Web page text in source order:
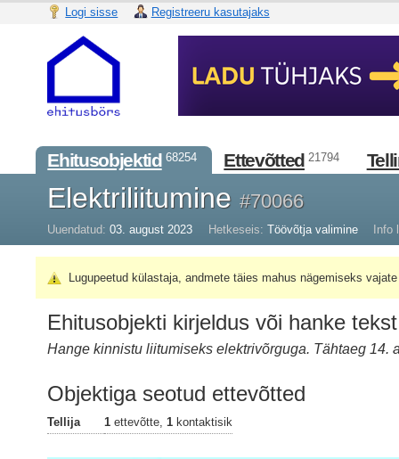
Logi sisse Registreeru kasutajaks
Ehitusobjektid 68254 Ettevõtted 21794
Elektriliitumine#70066
Uuendatud: 03. august 2023 Hetkeseis: Töövõtja valimine Info
Lugupeetud külastaja, andmete täies mahus nägemiseks
Ehitusobjekti kirjeldus või hanke tekst
Hange kinnistu liitumiseks elektrivõrguga. Tähtaeg 14.
Objektiga seotud ettevõtted
Tellija 1 ettevõtte, 1 kontaktisik